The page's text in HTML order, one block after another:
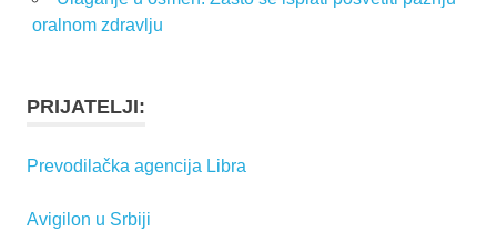
oralnom zdravlju
PRIJATELJI:
Prevodilačka agencija Libra
Avigilon u Srbiji